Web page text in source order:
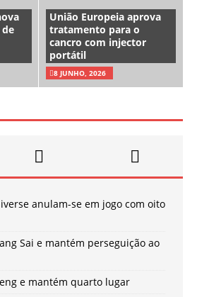
de
União Europeia aprova
tratamento para o
cancro com injector
portátil
8 JUNHO, 2026
anulam-se em jogo com oito
Sai e mantém perseguição ao
e mantém quarto lugar